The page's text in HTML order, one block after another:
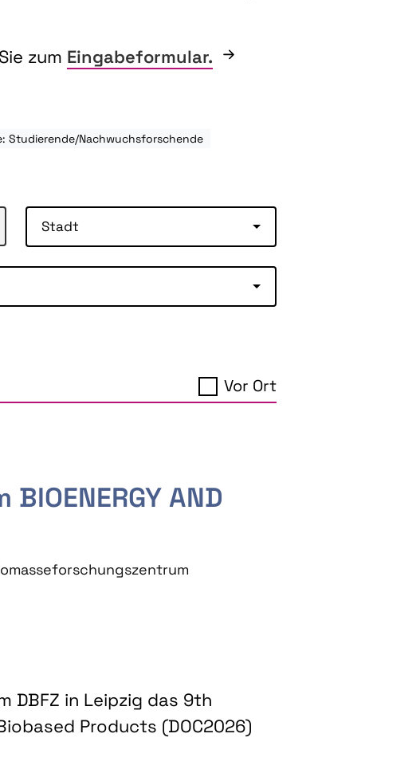
zum Eingabeformular.
Studierende/Nachwuchsforschende
Stadt
Vor Ort
AND
DBFZ in Leipzig das 9th
Products (DOC2026)